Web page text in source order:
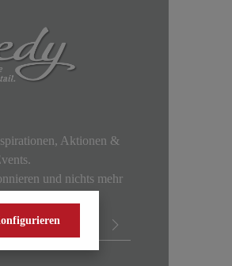
Aktionen &
und nichts mehr